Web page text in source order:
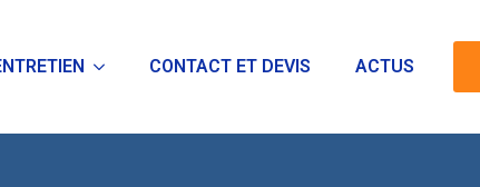
CONTACT ET DEVIS ACTUS